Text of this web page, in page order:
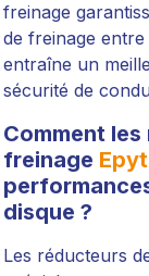
freinage
de freinage
entraîne un
sécurité de
Comment
freinage
disque ?
Les réducteurs